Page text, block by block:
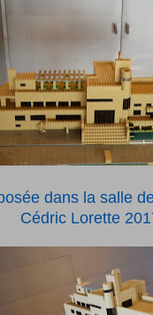
dans la salle
Cédric Lorette